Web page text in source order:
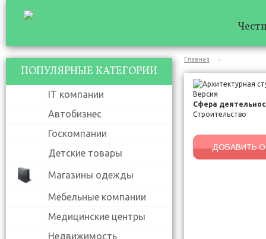
ПОПУЛЯРНЫЕ КАТЕГОРИИ
IT компании
Автобизнес
Госкомпании
Детские товары
Магазины одежды
Мебельные компании
Медицинские центры
Недвижимость
Главная
Сфера
Строительство
ДОБАВИТЬ